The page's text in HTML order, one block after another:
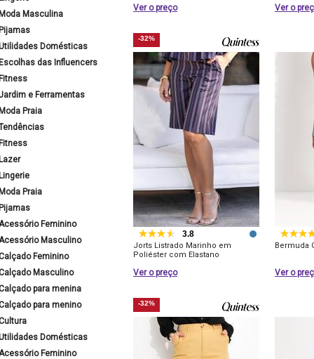
Masculina
Domésticas
das Influencers
e Ferramentas
Praia
Praia
Feminino
Masculino
Feminino
Masculino
para menina
para menino
Domésticas
Feminino
Ver o preço Ver o
-32%
3.8
Jorts Listrado Marinho em
Poliéster com Elastano
Ver o preço
Bermuda
Ver o
-32%